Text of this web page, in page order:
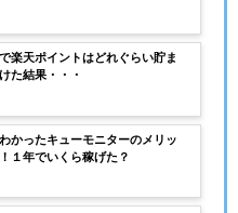
楽天ポイントはどれぐらい貯ま
た結果・・・
かったキューモニターのメリッ
１年でいくら稼げた？